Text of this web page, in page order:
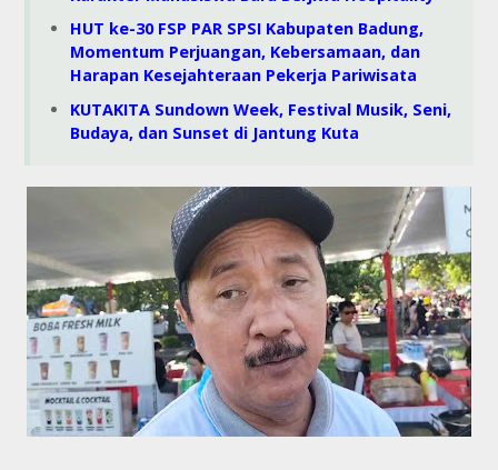
HUT ke-30 FSP PAR SPSI Kabupaten Badung,
Momentum Perjuangan, Kebersamaan, dan
Harapan Kesejahteraan Pekerja Pariwisata
KUTAKITA Sundown Week, Festival Musik, Seni,
Budaya, dan Sunset di Jantung Kuta